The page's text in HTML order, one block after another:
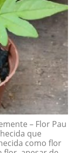
– Flor Pau
que
como flor